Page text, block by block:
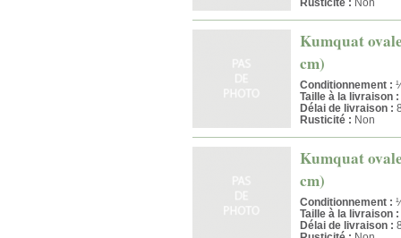
Kumquat
cm)
Conditionnement :
Taille à la livraison :
Délai de livraison :
Rusticité : Non
Kumquat
cm)
Conditionnement :
Taille à la livraison :
Délai de livraison :